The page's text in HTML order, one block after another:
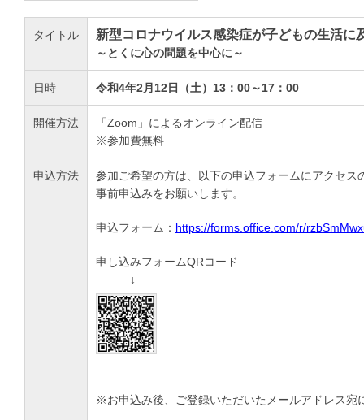
タイトル 新型コロナウイルス感染症が子どもの生活に
～とくに心の問題を中心に～
日時 令和4年2月12日（土）13：00～17：00
開催方法
「Zoom」によるオンライン配信
※参加費無料
申込方法
参加ご希望の方は、以下の申込フォームにアクセス
事前申込みをお願いします。
申込フォーム： https://forms.office.com/r/
申し込みフォームQRコード
↓
※お申込み後、ご登録いただいたメールアドレス